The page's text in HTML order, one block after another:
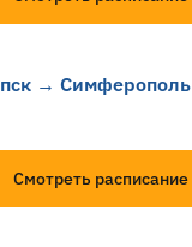
→ Симферополь
Смотреть расписание